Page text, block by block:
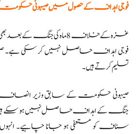
فوجی اہداف کے حصول میں صیہونی حکومت کی
غزہ کے خلاف 8 ماہ کی جنگ
فوجی اہداف حاصل نہیں کر سکی ہے۔
تسلیم کرتے ہیں۔
صیہونی حکومت کے سابق وزیر انصاف
جنگ کے اہداف حاصل نہیں ہو سکے
سٹاف کو مستعفی ہو جانا چاہیے۔